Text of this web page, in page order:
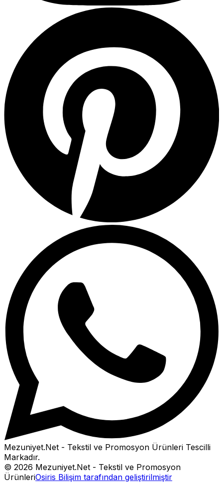
Mezuniyet.Net - Tekstil ve Promosyon Ürünleri Tescilli
Markadır.
© 2026 Mezuniyet.Net - Tekstil ve Promosyon
ÜrünleriOsiris Bilişim tarafından geliştirilmiştir